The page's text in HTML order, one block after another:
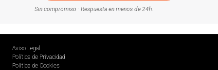
Sin compromiso · Respuesta en menos de 24h.
Aviso Legal
Política de Privacidad
Política de Cookies